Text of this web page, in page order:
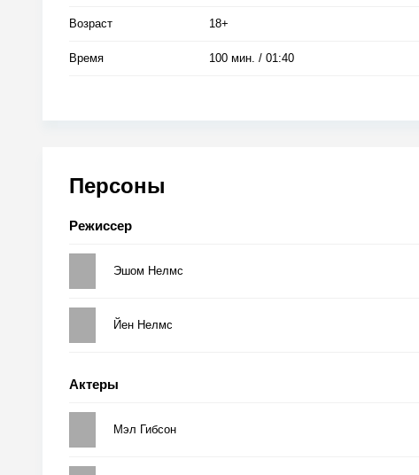
Возраст 18+
Время 100 мин. / 01:40
Персоны
Режиссер
Эшом Нелмс
Йен Нелмс
Актеры
Мэл Гибсон